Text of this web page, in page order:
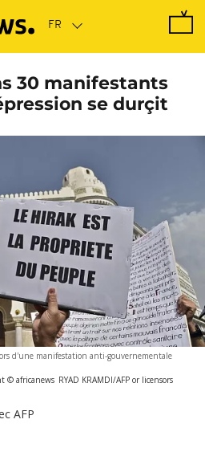
30 manifestants
se durçit
d'une manifestation anti-gouvernementale
© africanews RYAD KRAMDI/AFP or licensors
AFP